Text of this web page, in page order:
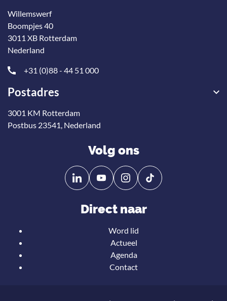
Willemswerf
Boompjes 40
3011 XB Rotterdam
Nederland
+31 (0)88 - 44 51 000
Postadres
3001 KM Rotterdam
Postbus 23541, Nederland
Volg ons
Volg
ons
Linkedin
Volg
ons
YouTube
Direct naar
Word lid
Actueel
Agenda
Contact